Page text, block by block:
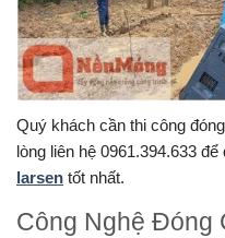
Quý khách cần thi công
lòng liên hệ 0961.394.633
larsen tốt nhất.
Công Nghệ Đóng